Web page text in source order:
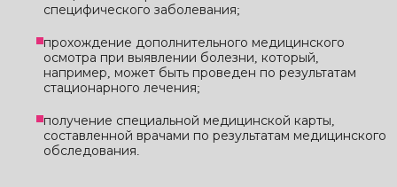
специфического заболевания;
прохождение дополнительного медицинского
осмотра при выявлении болезни, который,
например, может быть проведен по результатам
стационарного лечения;
получение специальной медицинской карты,
составленной врачами по результатам медицинского
обследования.